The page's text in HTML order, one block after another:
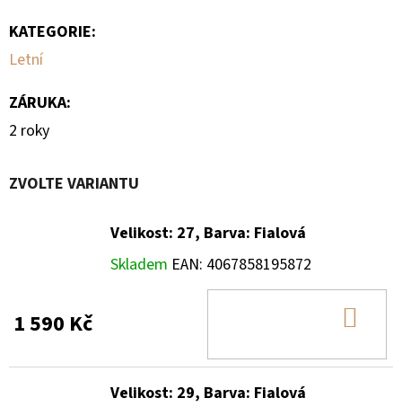
KATEGORIE:
Letní
ZÁRUKA:
2 roky
ZVOLTE VARIANTU
Velikost: 27, Barva: Fialová
Skladem EAN: 4067858195872
1 590 Kč
Velikost: 29, Barva: Fialová